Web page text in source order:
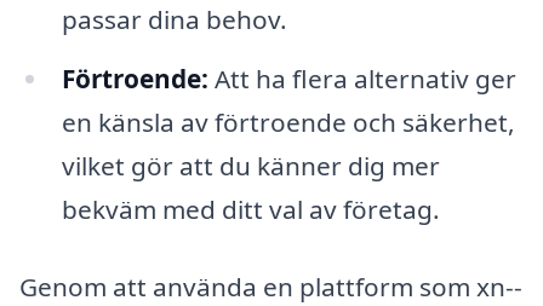
passar dina behov.
Förtroende: Att ha flera alternativ ger
en känsla av förtroende och säkerhet,
vilket gör att du känner dig mer
bekväm med ditt val av företag.
Genom att använda en plattform som xn--